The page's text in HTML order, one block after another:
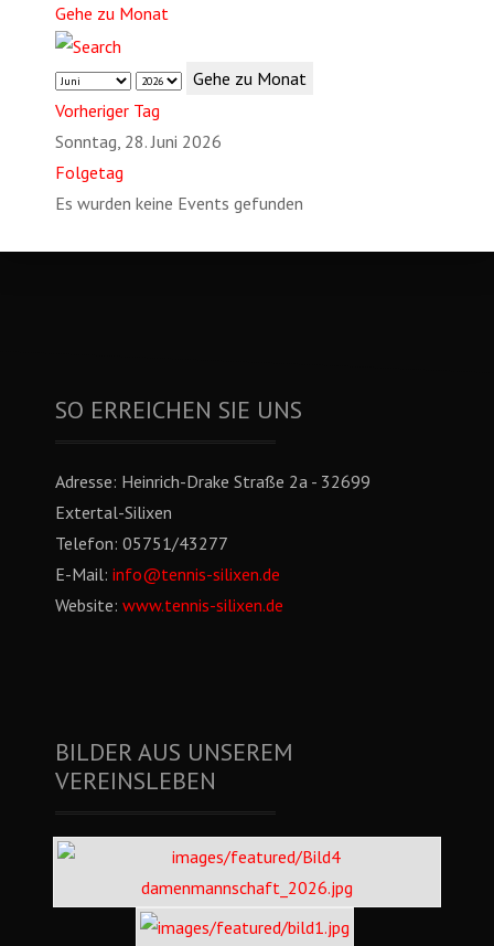
Gehe zu Monat
Gehe zu Monat
Vorheriger Tag
Sonntag, 28. Juni 2026
Folgetag
Es wurden keine Events gefunden
SO ERREICHEN SIE UNS
Adresse: Heinrich-Drake Straße 2a - 32699
Extertal-Silixen
Telefon: 05751/43277
E-Mail: info@tennis-silixen.de
Website: www.tennis-silixen.de
BILDER AUS UNSEREM
VEREINSLEBEN